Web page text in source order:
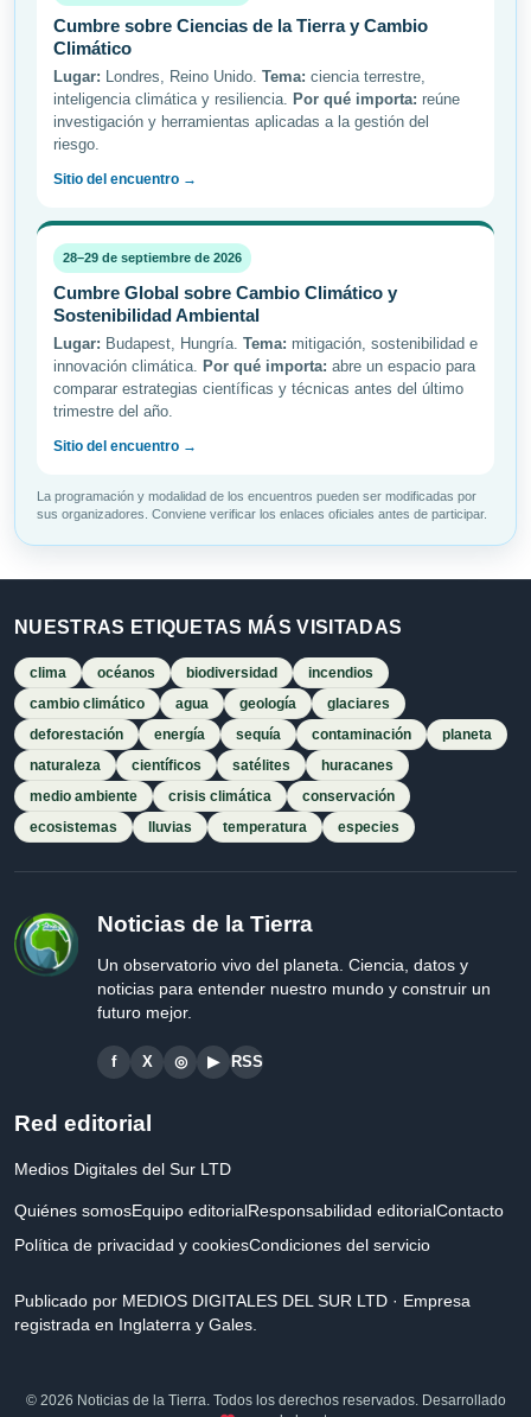
Cumbre sobre Ciencias de la Tierra y Cambio
Climático
Lugar: Londres, Reino Unido. Tema: ciencia terrestre,
inteligencia climática y resiliencia. Por qué importa: reúne
investigación y herramientas aplicadas a la gestión del
riesgo.
Sitio del encuentro →
28–29 de septiembre de 2026
Cumbre Global sobre Cambio Climático y
Sostenibilidad Ambiental
Lugar: Budapest, Hungría. Tema: mitigación, sostenibilidad e
innovación climática. Por qué importa: abre un espacio para
comparar estrategias científicas y técnicas antes del último
trimestre del año.
Sitio del encuentro →
La programación y modalidad de los encuentros pueden ser modificadas por
sus organizadores. Conviene verificar los enlaces oficiales antes de participar.
NUESTRAS ETIQUETAS MÁS VISITADAS
clima océanos biodiversidad
incendios
cambio climático
agua geología
glaciares
deforestación
energía sequía contaminación
planeta
naturaleza
científicos satélites
huracanes
medio ambiente
crisis climática
conservación
ecosistemas
lluvias temperatura especies
Noticias de la Tierra
Un observatorio vivo del planeta. Ciencia, datos y
noticias para entender nuestro mundo y construir un
futuro mejor.
f X ◎ ▶ RSS
Red editorial
Medios Digitales del Sur LTD
Quiénes somosEquipo editorialResponsabilidad editorialContacto
Política de privacidad y cookiesCondiciones del servicio
Publicado por MEDIOS DIGITALES DEL SUR LTD · Empresa
registrada en Inglaterra y Gales.
© 2026 Noticias de la Tierra. Todos los derechos reservados. Desarrollado